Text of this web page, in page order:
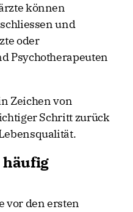
können
und
oder
Psychotherapeuten
Zeichen von
Schritt zurück
häufig
vor den ersten